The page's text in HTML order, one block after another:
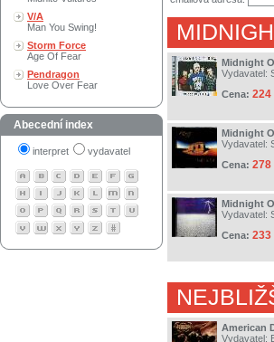
V/A
Man You Swing!
Storm Force
Age Of Fear
Pendragon
Love Over Fear
Abecední index
interpret vydavatel
Midnight
Vydavatel:
Cena: 224
Midnight
Vydavatel:
Cena: 278
Midnight
Vydavatel:
Cena: 233
American
Vydavatel: